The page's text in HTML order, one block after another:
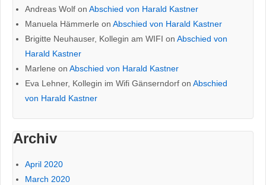
Andreas Wolf on Abschied von Harald Kastner
Manuela Hämmerle on Abschied von Harald Kastner
Brigitte Neuhauser, Kollegin am WIFI on Abschied von
Harald Kastner
Marlene on Abschied von Harald Kastner
Eva Lehner, Kollegin im Wifi Gänserndorf on Abschied
von Harald Kastner
Archiv
April 2020
March 2020